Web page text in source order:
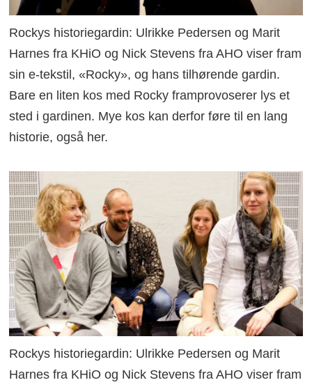
Rockys historiegardin: Ulrikke Pedersen og Marit
Harnes fra KHiO og Nick Stevens fra AHO viser fram
sin e-tekstil, «Rocky», og hans tilhørende gardin.
Bare en liten kos med Rocky framprovoserer lys et
sted i gardinen. Mye kos kan derfor føre til en lang
historie, også her.
Rockys historiegardin: Ulrikke Pedersen og Marit
Harnes fra KHiO og Nick Stevens fra AHO viser fram